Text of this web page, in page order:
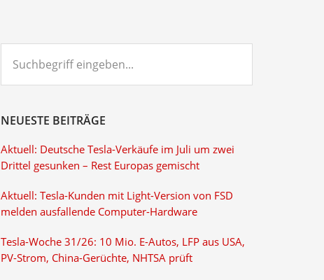
eingeben...
NEUESTE BEITRÄGE
Aktuell: Deutsche Tesla-Verkäufe im Juli um zwei
Drittel gesunken – Rest Europas gemischt
Aktuell: Tesla-Kunden mit Light-Version von FSD
melden ausfallende Computer-Hardware
Tesla-Woche 31/26: 10 Mio. E-Autos, LFP aus USA,
PV-Strom, China-Gerüchte, NHTSA prüft